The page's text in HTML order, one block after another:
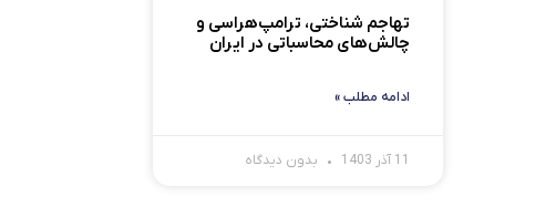
تهاجم شناختی، ترامپ‌هراسی و
چالش‌های محاسباتی در ایران
ادامه مطلب »
11 آذر 1403 بدون دیدگاه